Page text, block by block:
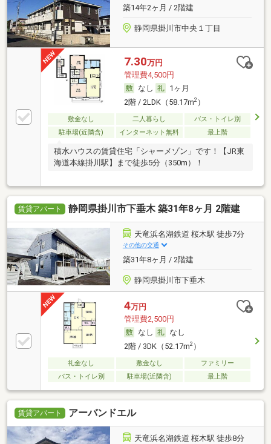
築14年2ヶ月 / 2階建
静岡県掛川市中央１丁目
7.30万円
管理費4,500円
なし
1ヶ月
2階 / 2LDK（58.17m2）
敷金なし 二人暮らし
バス・トイレ別
駐車場(近隣含)
インターネット無料 最上階
積水ハウスの賃貸住宅「シャーメゾン」です！【JR東
海道本線掛川駅】まで徒歩5分（350m）！
賃貸アパート 静岡県掛川市下垂木 築31年8ヶ月 2階建
天竜浜名湖鉄道 桜木駅 徒歩7分
その他の交通
築31年8ヶ月 / 2階建
静岡県掛川市下垂木
4万円
管理費2,500円
なし
なし
2階 / 3DK（52.17m2）
礼金なし 敷金なし
ファミリー
バス・トイレ別
駐車場(近隣含) 最上階
賃貸アパート アーバンドエル
天竜浜名湖鉄道 桜木駅 徒歩8分